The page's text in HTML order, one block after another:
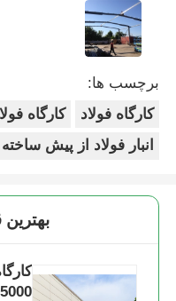
برچسب ها:
کارگاه فولاد
کارگاه
انبار فولاد از پیش